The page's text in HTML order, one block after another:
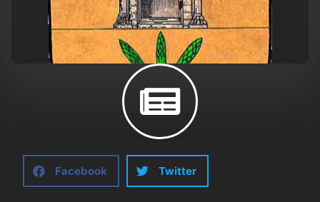
Facebook Twitter